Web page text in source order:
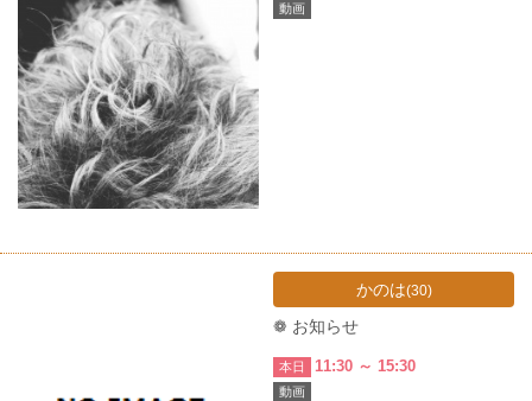
動画
かのは(30)
❁ お知らせ
本日 11:30 ～ 15:30
動画